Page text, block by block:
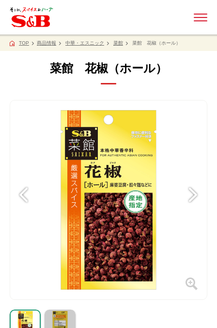
TOP 商品情報 中華・エスニック 菜館 菜館 花椒（ホール）
菜館 花椒（ホール）